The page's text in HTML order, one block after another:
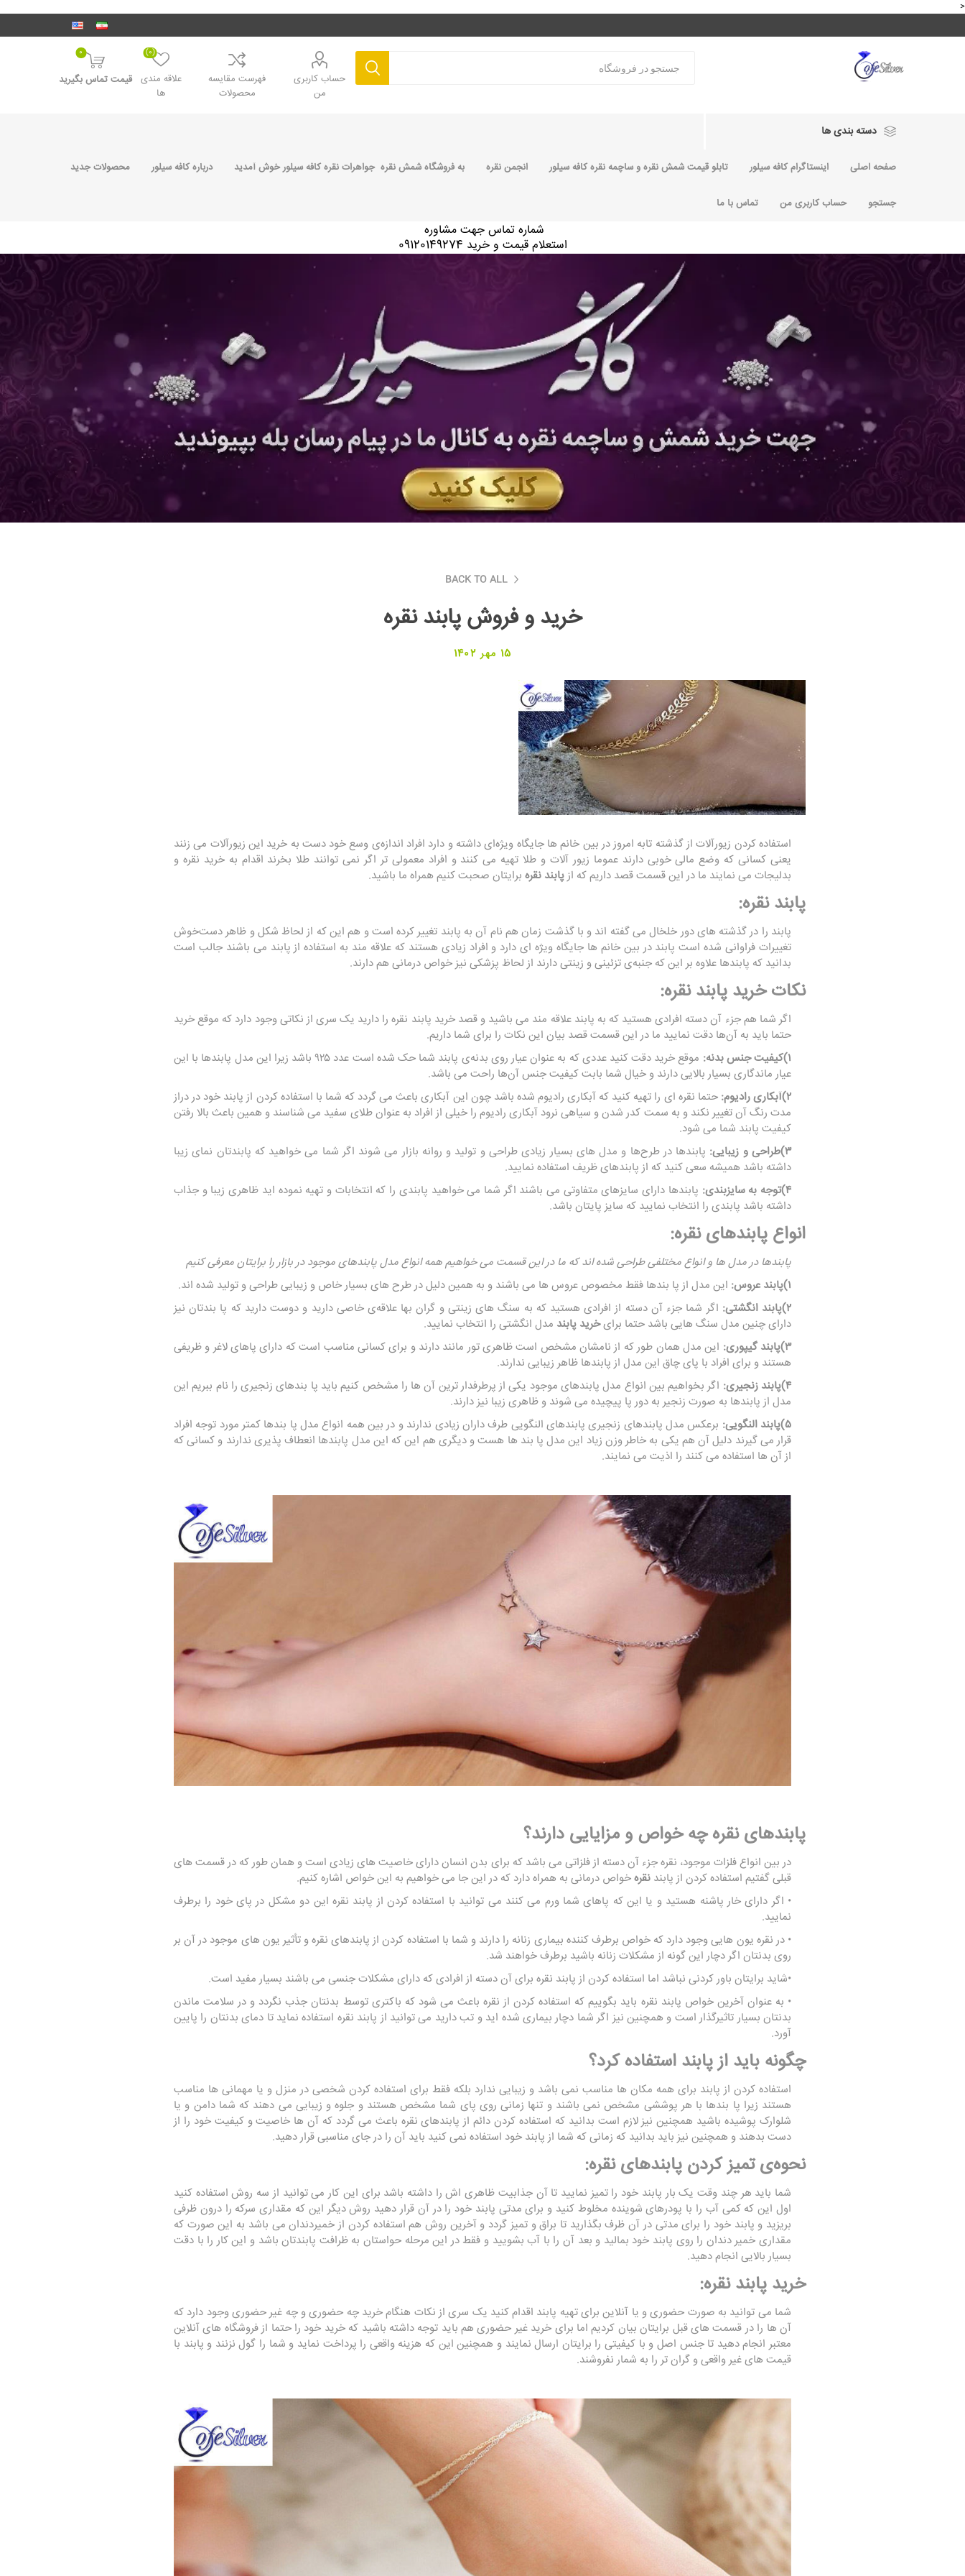
<
حساب کاربری
من
فهرست مقایسه
محصولات
علاقه مندی
ها
(0)
0
قیمت تماس بگیرید
دسته بندی ها
صفحه اصلی اینستاگرام کافه سیلور تابلو قیمت شمش نقره و ساچمه نقره کافه سیلور انجمن نقره به فروشگاه شمش نقره جواهرات نقره کافه سیلور خوش آمدید درباره کافه سیلور محصولات جدید
جستجو حساب کاربری من تماس با ما
شماره تماس جهت مشاوره
استعلام قیمت و خرید 09120149274
BACK TO ALL
خرید و فروش پابند نقره
15 مهر 1402
استفاده کردن زیورآلات از گذشته تابه امروز در بین خانم ها جایگاه ویژه‌ای داشته و دارد افراد اندازه‌ی وسع خود دست به خرید این زیورآلات می زنند
یعنی کسانی که وضع مالی خوبی دارند عموما زیور آلات و طلا تهیه می کنند و افراد معمولی تر اگر نمی توانند طلا بخرند اقدام به خرید نقره و
بدلیجات می نمایند ما در این قسمت قصد داریم که ازپابند نقره برایتان صحبت کنیم همراه ما باشید.
پابند نقره:
پابند را در گذشته های دور خلخال می گفته اند و با گذشت زمان هم نام آن به پابند تغییر کرده است و هم این که از لحاظ شکل و ظاهر دست‌خوش
تغییرات فراوانی شده است پابند در بین خانم ها جایگاه ویژه ای دارد و افراد زیادی هستند که علاقه مند به استفاده از پابند می باشند جالب است
بدانید که پابندها علاوه بر این که جنبه‌ی تزئینی و زینتی دارند از لحاظ پزشکی نیز خواص درمانی هم دارند.
نکات خرید پابند نقره:
اگر شما هم جزء آن دسته افرادی هستید که به پابند علاقه مند می باشید و قصد خرید پابند نقره را دارید یک سری از نکاتی وجود دارد که موقع خرید
حتما باید به آن‌ها دقت نمایید ما در این قسمت قصد بیان این نکات را برای شما داریم.
۱)کیفیت جنس بدنه:
موقع خرید دقت کنید عددی که به عنوان عیار روی بدنه‌ی پابند شما حک شده است عدد ۹۲۵ باشد زیرا این مدل پابندها با این
عیار ماندگاری بسیار بالایی دارند و خیال شما بابت کیفیت جنس آن‌ها راحت می باشد.
۲)آبکاری رادیوم:
حتما نقره ای را تهیه کنید که آبکاری رادیوم شده باشد چون این آبکاری باعث می گردد که شما با استفاده کردن از پابند خود در دراز
مدت رنگ آن تغییر نکند و به سمت کدر شدن و سیاهی نرود آبکاری رادیوم را خیلی از افراد به عنوان طلای سفید می شناسند و همین باعث بالا رفتن
کیفیت پابند شما می شود.
۳)طراحی و زیبایی:
پابندها در طرح‌ها و مدل های بسیار زیادی طراحی و تولید و روانه بازار می شوند اگر شما می خواهید که پابندتان نمای زیبا
داشته باشد همیشه سعی کنید که از پابندهای ظریف استفاده نمایید.
۴)توجه به سایزبندی:
پابندها دارای سایزهای متفاوتی می باشند اگر شما می خواهید پابندی را که انتخابات و تهیه نموده اید ظاهری زیبا و جذاب
داشته باشد پابندی را انتخاب نمایید که سایز پایتان باشد.
انواع پابندهای نقره:
پابندها در مدل ها و انواع مختلفی طراحی شده اند که ما در این قسمت می خواهیم همه انواع مدل پابندهای موجود در بازار را برایتان معرفی کنیم
۱)پابند عروس:
این مدل از پا بندها فقط مخصوص عروس ها می باشند و به همین دلیل در طرح های بسیار خاص و زیبایی طراحی و تولید شده اند.
۲)پابند انگشتی:
اگر شما جزء آن دسته از افرادی هستید که به سنگ های زینتی و گران بها علاقه‌ی خاصی دارید و دوست دارید که پا بندتان نیز
دارای چنین مدل سنگ هایی باشد حتما برایخرید پابند مدل انگشتی را انتخاب نمایید.
۳)پابند گیپوری:
این مدل همان طور که از نامشان مشخص است ظاهری تور مانند دارند و برای کسانی مناسب است که دارای پاهای لاغر و ظریفی
هستند و برای افراد با پای چاق این مدل از پابندها ظاهر زیبایی ندارند.
۴)پابند زنجیری:
اگر بخواهیم بین انواع مدل پابندهای موجود یکی از پرطرفدار ترین آن ها را مشخص کنیم باید پا بندهای زنجیری را نام ببریم این
مدل از پابندها به صورت زنجیر به دور پا پیچیده می شوند و ظاهری زیبا نیز دارند.
۵)پابند النگویی:
برعکس مدل پابندهای زنجیری پابندهای النگویی طرف داران زیادی ندارند و در بین همه انواع مدل پا بندها کمتر مورد توجه افراد
قرار می گیرند دلیل آن هم یکی به خاطر وزن زیاد این مدل پا بند ها هست و دیگری هم این که این مدل پابندها انعطاف پذیری ندارند و کسانی که
از آن ها استفاده می کنند را اذیت می نمایند.
پابندهای نقره چه خواص و مزایایی دارند؟
در بین انواع فلزات موجود، نقره جزء آن دسته از فلزاتی می باشد که برای بدن انسان دارای خاصیت های زیادی است و همان طور که در قسمت های
قبلی گفتیم استفاده کردن از پابند نقرهخواص درمانی به همراه دارد که در این جا می خواهیم به این خواص اشاره کنیم.
• اگر دارای خار پاشنه هستید و یا این که پاهای شما ورم می کنند می توانید با استفاده کردن از پابند نقره این دو مشکل در پای خود را برطرف
نمایید.
• در نقره یون هایی وجود دارد که خواص برطرف کننده بیماری زنانه را دارند و شما با استفاده کردن از پابندهای نقره و تأثیر یون های موجود در آن بر
روی بدنتان اگر دچار این گونه از مشکلات زنانه باشید برطرف خواهند شد.
•شاید برایتان باور کردنی نباشد اما استفاده کردن از پابند نقره برای آن دسته از افرادی که دارای مشکلات جنسی می باشند بسیار مفید است.
• به عنوان آخرین خواص پابند نقره باید بگوییم که استفاده کردن از نقره باعث می شود که باکتری توسط بدنتان جذب نگردد و در سلامت ماندن
بدنتان بسیار تاثیرگذار است و همچنین نیز اگر شما دچار بیماری شده اید و تب دارید می توانید از پابند نقره استفاده نماید تا دمای بدنتان را پایین
آورد.
چگونه باید از پابند استفاده کرد؟
استفاده کردن از پابند برای همه مکان ها مناسب نمی باشد و زیبایی ندارد بلکه فقط برای استفاده کردن شخصی در منزل و یا مهمانی ها مناسب
هستند زیرا پا بندها با هر پوششی مشخص نمی باشند و تنها زمانی روی پای شما مشخص هستند و جلوه و زیبایی می دهند که شما دامن و یا
شلوارک پوشیده باشید همچنین نیز لازم است بدانید که استفاده کردن دائم از پابندهای نقره باعث می گردد که آن ها خاصیت و کیفیت خود را از
دست بدهند و همچنین نیز باید بدانید که زمانی که شما از پابند خود استفاده نمی کنید باید آن را در جای مناسبی قرار دهید.
نحوه‌ی تمیز کردن پابندهای نقره:
شما باید هر چند وقت یک بار پابند خود را تمیز نمایید تا آن جذابیت ظاهری اش را داشته باشد برای این کار می توانید از سه روش استفاده کنید
اول این که کمی آب را با پودرهای شوینده مخلوط کنید و برای مدتی پابند خود را در آن قرار دهید روش دیگر این که مقداری سرکه را درون ظرفی
بریزید و پابند خود را برای مدتی در آن ظرف بگذارید تا براق و تمیز گردد و آخرین روش هم استفاده کردن از خمیردندان می باشد به این صورت که
مقداری خمیر دندان را روی پابند خود بمالید و بعد آن را با آب بشویید و فقط در این مرحله حواستان به ظرافت پابندتان باشد و این کار را با دقت
بسیار بالایی انجام دهید.
خرید پابند نقره:
شما می توانید به صورت حضوری و یا آنلاین برای تهیه پابند اقدام کنید یک سری از نکات هنگام خرید چه حضوری و چه غیر حضوری وجود دارد که
آن ها را در قسمت های قبل برایتان بیان کردیم اما برای خرید غیر حضوری هم باید توجه داشته باشید که خرید خود را حتما از فروشگاه های آنلاین
معتبر انجام دهید تا جنس اصل و با کیفیتی را برایتان ارسال نمایند و همچنین این که هزینه واقعی را پرداخت نماید و شما را گول نزنند و پابند با
قیمت های غیر واقعی و گران تر را به شمار نفروشند.